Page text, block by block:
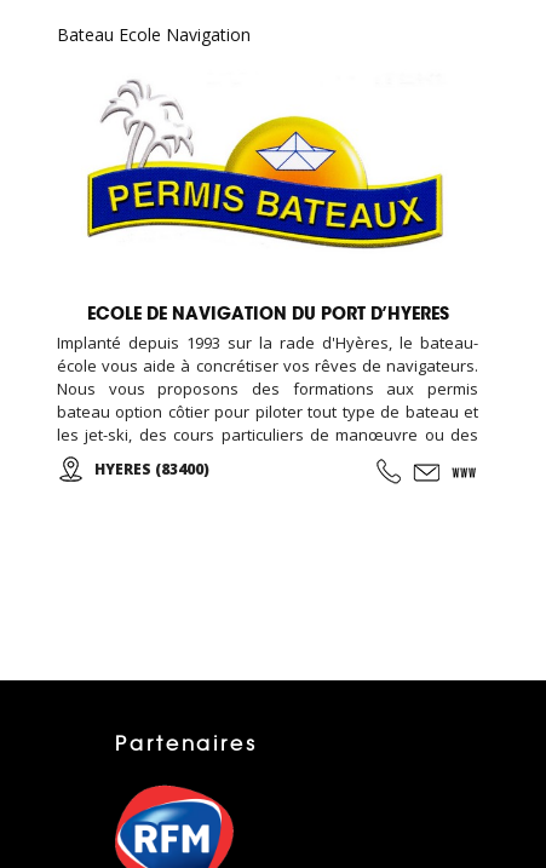
cabines et douches individuelle de 100m2, ...
Bateau Ecole Navigation
ECOLE DE NAVIGATION DU PORT D’HYERES
Implanté depuis 1993 sur la rade d'Hyères, le bateau-
école vous aide à concrétiser vos rêves de navigateurs.
Nous vous proposons des formations aux permis
bateau option côtier pour piloter tout type de bateau et
les jet-ski, des cours particuliers de manœuvre ou des
cours de mise en main de votre nouveau bateau...
L'école vous permettra de réussir à l'examen du certificat
HYERES (83400)
Partenaires